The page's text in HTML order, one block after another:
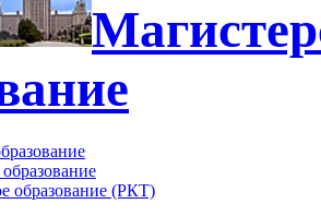
образование (РКТ)